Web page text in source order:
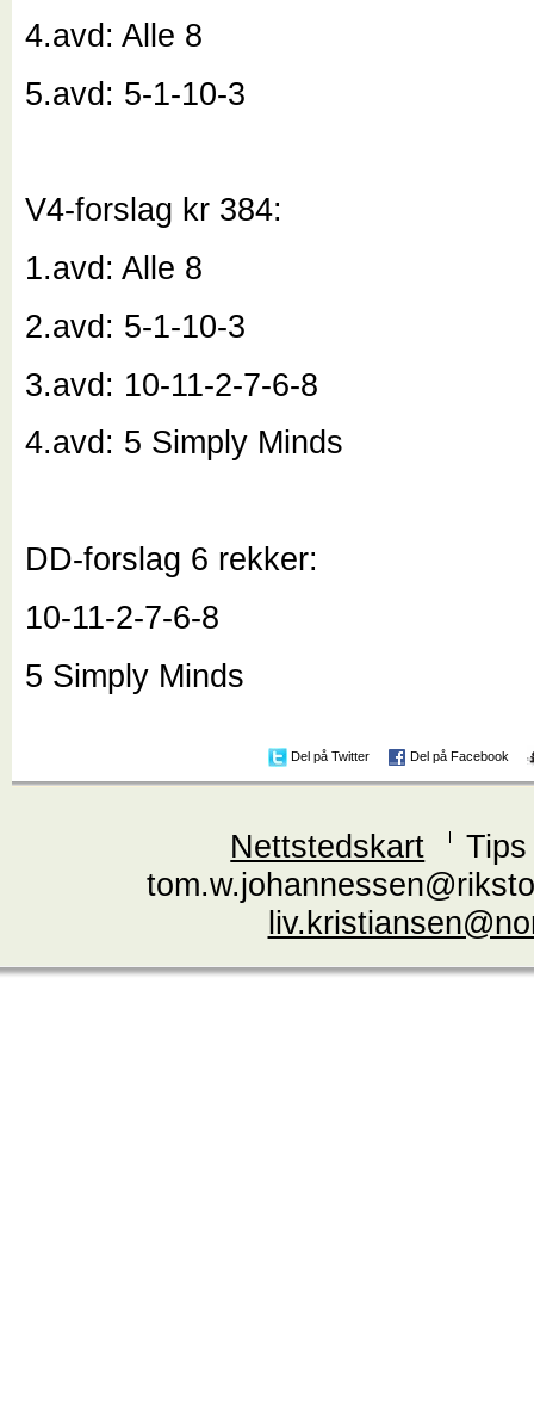
4.avd: Alle 8
5.avd: 5-1-10-3
V4-forslag kr 384:
1.avd: Alle 8
2.avd: 5-1-10-3
3.avd: 10-11-2-7-6-8
4.avd: 5 Simply Minds
DD-forslag 6 rekker:
10-11-2-7-6-8
5 Simply Minds
Del på Twitter Del på Facebook
Nettstedskart